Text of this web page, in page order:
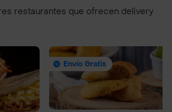
restaurantes que ofrecen delivery
Envío Gratis